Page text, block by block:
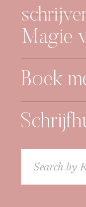
Boek
Magie
Search
for: